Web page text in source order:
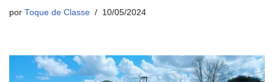
por Toque de Classe 10/05/2024